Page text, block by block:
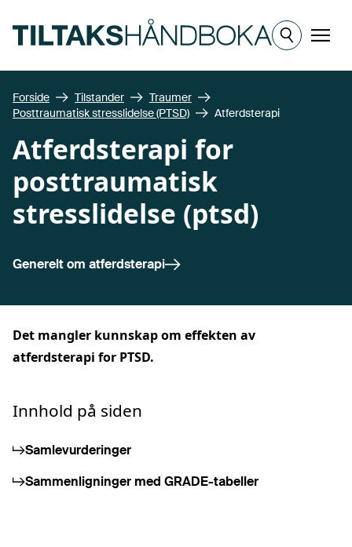
Meny
Forside Tilstander
Traumer
Posttraumatisk stresslidelse (PTSD)
Atferdsterapi
Atferdsterapi for
posttraumatisk
stresslidelse (ptsd)
Generelt om atferdsterapi
Det mangler kunnskap om effekten av
atferdsterapi for PTSD.
Innhold på siden
Samlevurderinger
Sammenligninger med GRADE-tabeller